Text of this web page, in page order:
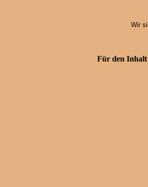
Wir
Für den Inhalt